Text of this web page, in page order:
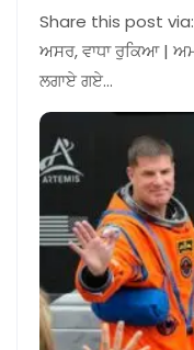
Share this post
ਅਸਰ, ਵਾਧਾ ਰੁਕਿਆ |
ਲਗਾਏ ਗਏ…